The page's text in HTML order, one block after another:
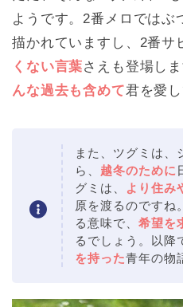
ようです。2番メロではぶ
描かれていますし、2番サ
くない言葉さえも登場し
んな過去も含めて君を愛
また、ツグミは、
ら、 越冬のために
グミは、
より住み
原を渡るのですね
る意味で、 希望を
るでしょう。以降
を持った青年の物